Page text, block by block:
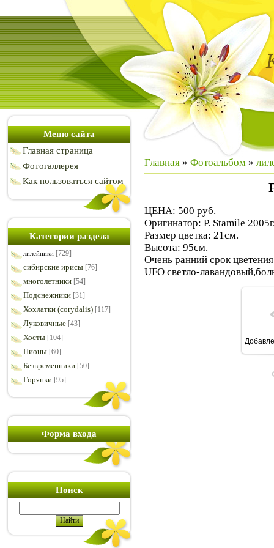
Меню сайта
Главная страница
Фотогаллерея
Как пользоваться сайтом
Категории раздела
лилейники [729]
сибирские ирисы [76]
многолетники [54]
Подснежники [31]
Хохлатки (corydalis) [117]
Луковичные [43]
Хосты [104]
Пионы [60]
Безвременники [50]
Горянки [95]
Форма входа
Поиск
Главная » Фотоальбом »
ЦЕНА: 500 руб.
Оригинатор: P. Stamile
Размер цветка: 21см.
Высота: 95см.
Очень ранний срок цветения
UFO светло-